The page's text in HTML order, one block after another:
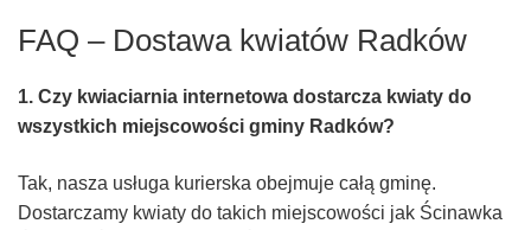
FAQ – Dostawa kwiatów Radków
1. Czy kwiaciarnia internetowa dostarcza kwiaty do
wszystkich miejscowości gminy Radków?
Tak, nasza usługa kurierska obejmuje całą gminę.
Dostarczamy kwiaty do takich miejscowości jak Ścinawka